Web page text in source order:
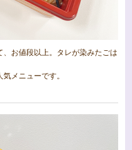
お値段以上。タレが染みたごは
メニューです。